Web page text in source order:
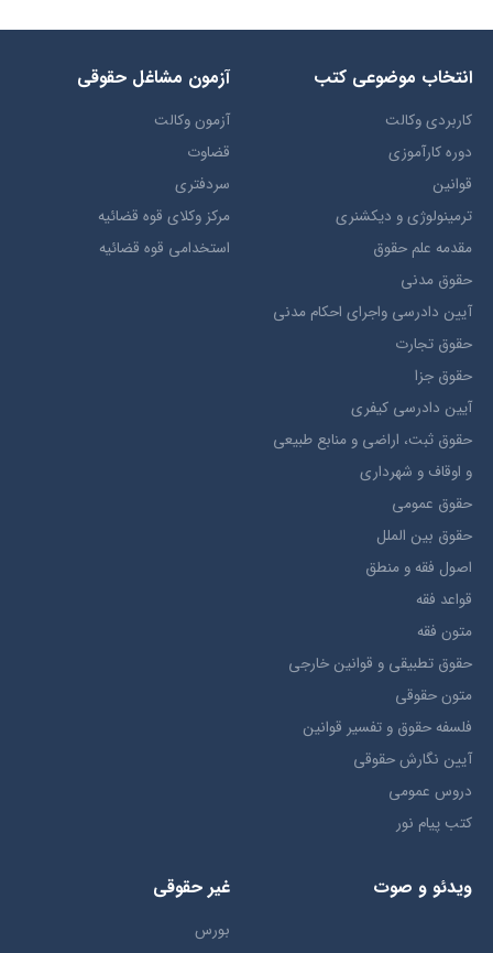
انتخاب​ موضوعي​ کتب
کاربردی وکالت
دوره کارآموزی
قوانین
ترمينولوژي و ديکشنري
مقدمه علم حقوق
حقوق مدني
آيين دادرسي ​واجراي ​احکام ​مدني
حقوق تجارت
حقوق جزا
آيین دادرسی کیفری
حقوق ثبت، اراضي و منابع طبيعي
و اوقاف و شهرداری
حقوق عمومی
حقوق بين الملل
اصول فقه و منطق
قواعد فقه
متون فقه
حقوق تطبيقي و قوانین خارجی
متون حقوقي
فلسفه حقوق و تفسیر قوانین
آیین نگارش حقوقی
دروس عمومی
کتب پیام نور
آزمون مشاغل حقوقی
آزمون وکالت
قضاوت
سردفتری
مرکز وکلای قوه قضائیه
استخدامی قوه قضائیه
ویدئو و صوت غیر حقوقی
بورس